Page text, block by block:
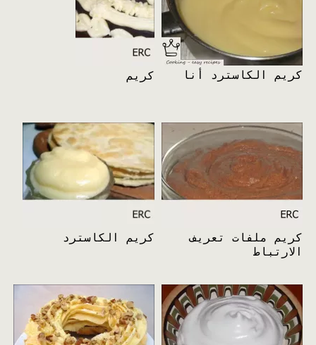
كريم كريم الكاسترد أنا
كريم الكاسترد
كريم ملفات تعريف
الارتباط